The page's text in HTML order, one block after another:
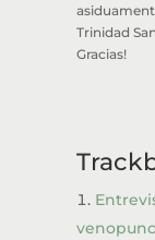
Trinidad
Gracias!